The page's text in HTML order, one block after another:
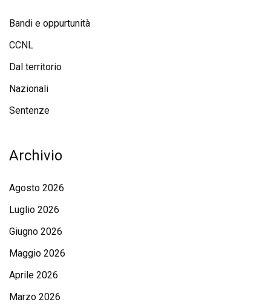
Bandi e oppurtunità
CCNL
Dal territorio
Nazionali
Sentenze
Archivio
Agosto 2026
Luglio 2026
Giugno 2026
Maggio 2026
Aprile 2026
Marzo 2026